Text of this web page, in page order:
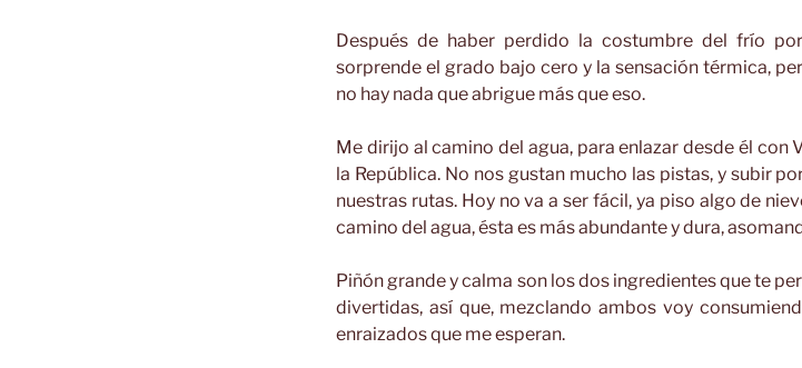
Después de haber perdido la costumbre del frío
sorprende el grado bajo cero y la sensación térmica,
no hay nada que abrigue más que eso.
Me dirijo al camino del agua, para enlazar desde él con
la República. No nos gustan mucho las pistas, y subir
nuestras rutas. Hoy no va a ser fácil, ya piso algo de
camino del agua, ésta es más abundante y dura,
Piñón grande y calma son los dos ingredientes que te
divertidas, así que, mezclando ambos voy
enraizados que me esperan.